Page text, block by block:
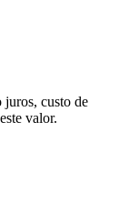
juros, custo de
valor.